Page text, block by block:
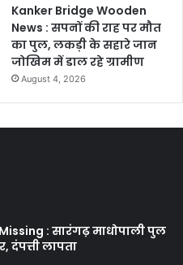
Kanker Bridge Wooden
News : सपनों की राह पर मौत
का पुल, लकड़ी के सहारे जान
जोखिम में डाल रहे ग्रामीण
August 4, 2026
: सारंगढ़ माधोपाली पुल
दंपत्ती लापता